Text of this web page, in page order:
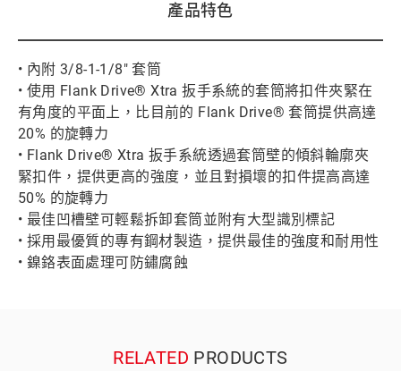
產品特色
• 內附 3/8-1-1/8" 套筒
• 使用 Flank Drive® Xtra 扳手系統的套筒將扣件夾緊在
有角度的平面上，比目前的 Flank Drive® 套筒提供高達
20% 的旋轉力
• Flank Drive® Xtra 扳手系統透過套筒壁的傾斜輪廓夾
緊扣件，提供更高的強度，並且對損壞的扣件提高高達
50% 的旋轉力
• 最佳凹槽壁可輕鬆拆卸套筒並附有大型識別標記
• 採用最優質的專有鋼材製造，提供最佳的強度和耐用性
• 鎳鉻表面處理可防鏽腐蝕
RELATED PRODUCTS